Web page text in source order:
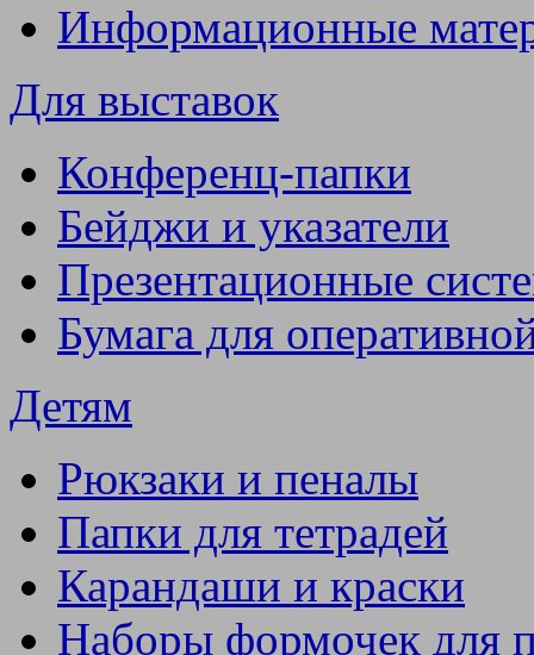
Информационные
Для выставок
Конференц-папки
Бейджи и указатели
Презентационные
Бумага для
Детям
Рюкзаки и пеналы
Папки для тетрадей
Карандаши и краски
Наборы формочек для